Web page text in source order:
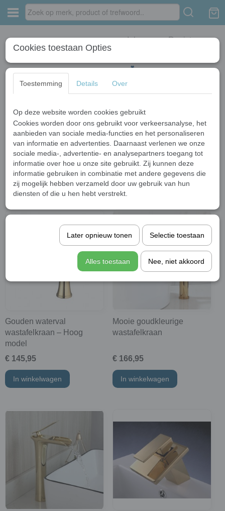
Inloggen Registreren
Home › Wastafelkranen › Gouden kranen
Sorteer op:
1 2 »
Gouden waterval
wastafelkraan – Hoog
model
€ 145,95
In winkelwagen
Mooie goudkleurige
wastafelkraan
€ 166,95
In winkelwagen
Cookies toestaan Opties
Toestemming Details Over
Op deze website worden cookies gebruikt
Cookies worden door ons gebruikt voor verkeersanalyse, het
aanbieden van sociale media-functies en het personaliseren
van informatie en advertenties. Daarnaast verlenen we onze
sociale media-, advertentie- en analysepartners toegang tot
informatie over hoe u onze site gebruikt. Zij kunnen deze
informatie gebruiken in combinatie met andere gegevens die
zij mogelijk hebben verzameld door uw gebruik van hun
diensten of die u hen hebt verstrekt.
Later opnieuw tonen Selectie toestaan
Alles toestaan Nee, niet akkoord